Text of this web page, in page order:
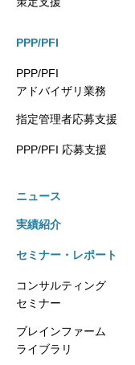
PPP/PFI
PPP/PFI
アドバイザリ業務
指定管理者応募支援
PPP/PFI 応募支援
ニュース
実績紹介
セミナー・レポート
コンサルティング
セミナー
ブレインファーム
ライブラリ